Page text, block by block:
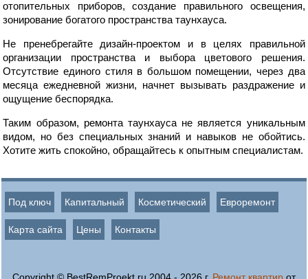
отопительных приборов, создание правильного освещения,
зонирование богатого пространства таунхауса.
Не пренебрегайте дизайн-проектом и в целях правильной
организации пространства и выбора цветового решения.
Отсутствие единого стиля в большом помещении, через два
месяца ежедневной жизни, начнет вызывать раздражение и
ощущение беспорядка.
Таким образом, ремонта таунхауса не является уникальным
видом, но без специальных знаний и навыков не обойтись.
Хотите жить спокойно, обращайтесь к опытным специалистам.
Под ключ Капитальный Косметический Евроремонт
Карта сайта Цены Контакты